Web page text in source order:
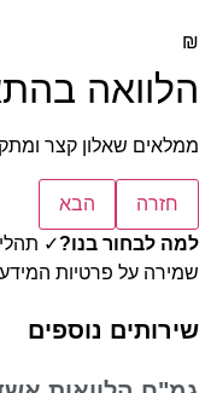
₪
הלוואה
ממלאים שאלון קצר
חזרה
הבא
למה לבחור בנו?✓
שמירה על פרטיות המידע
שירותים נוספים